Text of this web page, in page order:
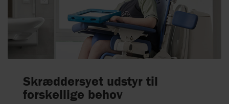
Skræddersyet udstyr til
forskellige behov